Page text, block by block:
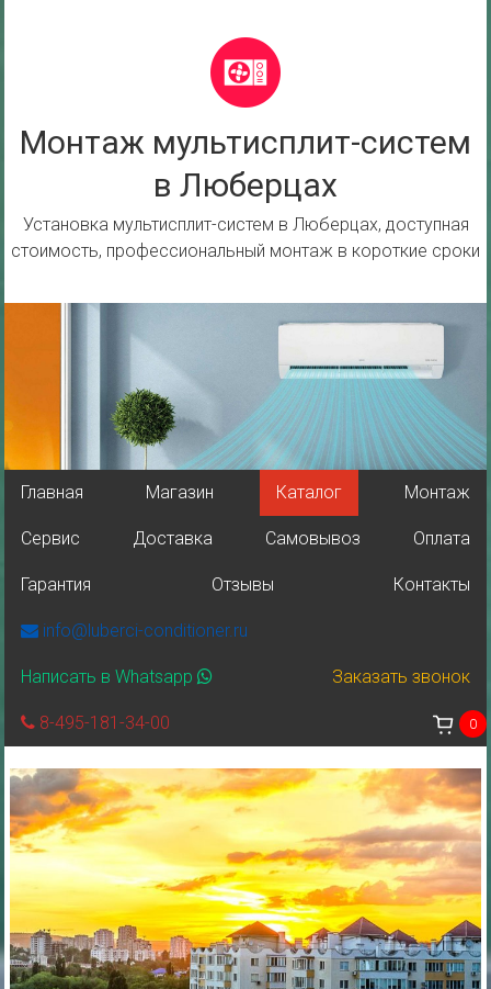
Монтаж мультисплит-систем
в Люберцах
Установка мультисплит-систем в Люберцах, доступная
стоимость, профессиональный монтаж в короткие сроки
Главная Магазин Каталог Монтаж
Сервис Доставка Самовывоз Оплата
Гарантия Отзывы Контакты
info@luberci-conditioner.ru
Написать в Whatsapp Заказать звонок
8-495-181-34-00 0